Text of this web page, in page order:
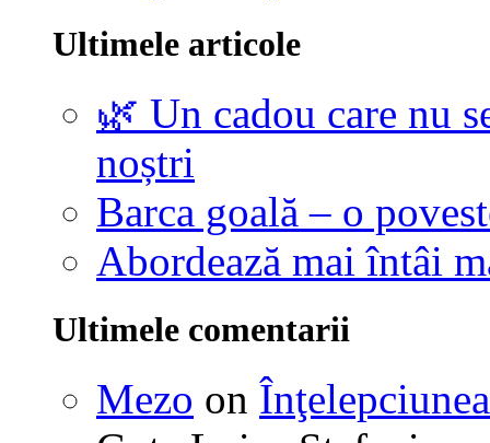
Ultimele articole
🌿 Un cadou care nu
noștri
Barca goală – o
Abordează mai întâi
Ultimele comentarii
Mezo on Înţelepciunea